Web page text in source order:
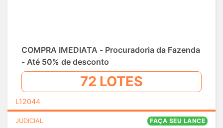
COMPRA IMEDIATA - Procuradoria da Fazenda
- Até 50% de desconto
72 LOTES
L12044
JUDICIAL
FAÇA SEU LANCE